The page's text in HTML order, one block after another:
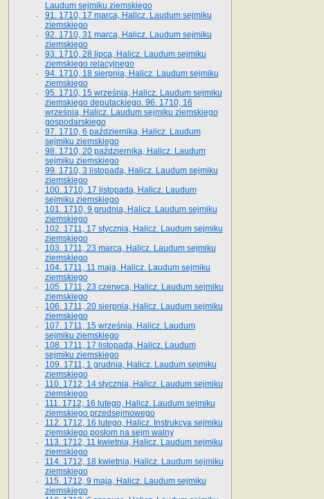
Laudum sejmiku ziemskiego
91. 1710, 17 marca, Halicz. Laudum sejmiku
ziemskiego
92. 1710, 31 marca, Halicz. Laudum sejmiku
ziemskiego
93. 1710, 28 lipca, Halicz. Laudum sejmiku
ziemskiego relacyjnego
94. 1710, 18 sierpnia, Halicz. Laudum sejmiku
ziemskiego
95. 1710, 15 września, Halicz. Laudum sejmiku
ziemskiego deputackiego. 96. 1710, 16
września, Halicz. Laudum sejmiku ziemskiego
gospodarskiego
97. 1710, 6 października, Halicz. Laudum
sejmiku ziemskiego
98. 1710, 20 października, Halicz. Laudum
sejmiku ziemskiego
99. 1710, 3 listopada, Halicz. Laudum sejmiku
ziemskiego
100. 1710, 17 listopada, Halicz. Laudum
sejmiku ziemskiego
101. 1710, 9 grudnia, Halicz. Laudum sejmiku
ziemskiego
102. 1711, 17 stycznia, Halicz. Laudum sejmiku
ziemskiego
103. 1711, 23 marca, Halicz. Laudum sejmiku
ziemskiego
104. 1711, 11 maja, Halicz. Laudum sejmiku
ziemskiego
105. 1711, 23 czerwca, Halicz. Laudum sejmiku
ziemskiego
106. 1711, 20 sierpnia, Halicz. Laudum sejmiku
ziemskiego
107. 1711, 15 września, Halicz. Laudum
sejmiku ziemskiego
108. 1711, 17 listopada, Halicz. Laudum
sejmiku ziemskiego
109. 1711, 1 grudnia, Halicz. Laudum sejmiku
ziemskiego
110. 1712, 14 stycznia, Halicz. Laudum sejmiku
ziemskiego
111. 1712, 16 lutego, Halicz. Laudum sejmiku
ziemskiego przedsejmowego
112. 1712, 16 lutego, Halicz. Instrukcya sejmiku
ziemskiego posłom na sejm walny
113. 1712, 11 kwietnia, Halicz. Laudum sejmiku
ziemskiego
114. 1712, 18 kwietnia, Halicz. Laudum sejmiku
ziemskiego
115. 1712, 9 maja, Halicz. Laudum sejmiku
ziemskiego